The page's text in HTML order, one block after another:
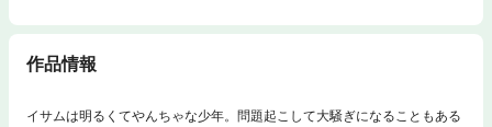
作品情報
イサムは明るくてやんちゃな少年。問題起こして大騒ぎになることもある